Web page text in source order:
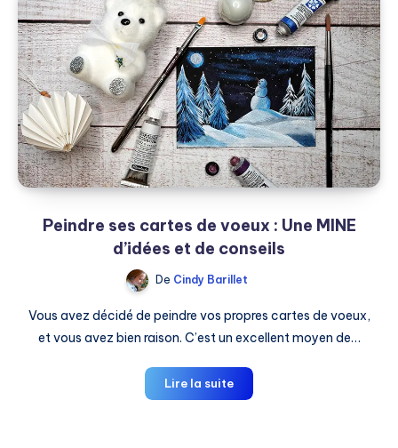
dans
un
carnet
Peindre ses cartes de voeux : Une MINE
d’idées et de conseils
De Cindy Barillet
Vous avez décidé de peindre vos propres cartes de voeux,
et vous avez bien raison. C’est un excellent moyen de…
Lire la suitePeindre
ses